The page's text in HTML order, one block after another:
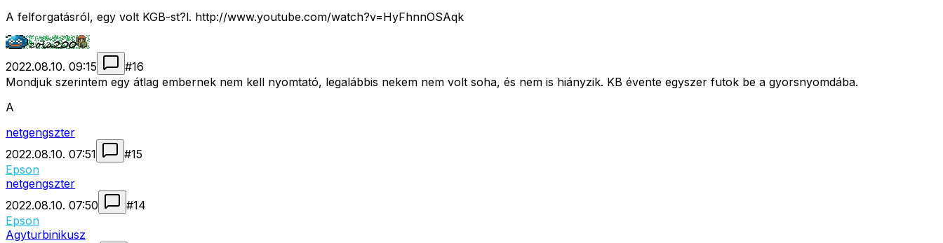
A felforgatásról, egy volt KGB-st?l. http://www.youtube.com/watch?v=HyFhnnOSAqk
2022.08.10. 09:15 #16
Mondjuk szerintem egy átlag embernek nem kell nyomtató, legalábbis nekem nem volt soha, és nem is hiányzik. KB évente egyszer futok be a gyorsnyomdába.
A
netgengszter
2022.08.10. 07:51
#15
Epson
netgengszter
2022.08.10. 07:50
#14
Epson
Agyturbinikusz